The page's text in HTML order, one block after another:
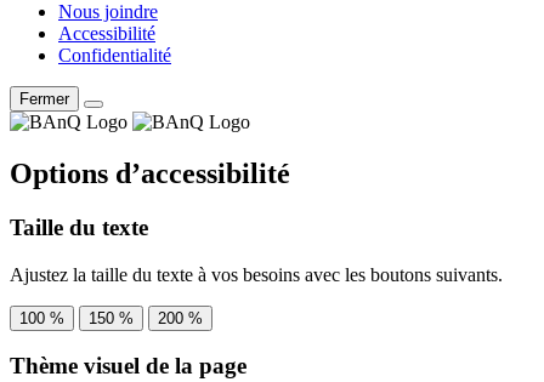
Nous joindre
Accessibilité
Confidentialité
Fermer
Options d’accessibilité
Taille du texte
Ajustez la taille du texte à vos besoins avec les boutons suivants.
100 % 150 % 200 %
Thème visuel de la page